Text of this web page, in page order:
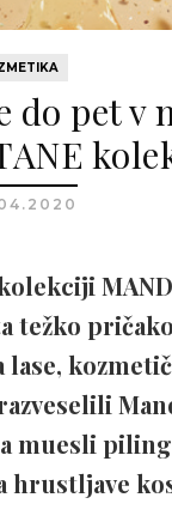
do pet v
težko
lase,
muesli
hrustljave